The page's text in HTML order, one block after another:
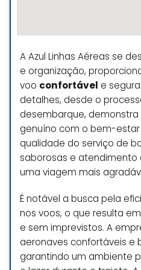
também.
aqui.
O Sesc
opção para
Diversos
diversão
atenciosos
R$2,50!!!!).
Obs.:
descontos
culturais
outros.
A Azul Linhas Aéreas se
e organização,
voo confortável e
detalhes, desde o
desembarque,
genuíno com o bem-estar
qualidade do serviço de
saborosas e atendimento
uma viagem mais
É notável a busca pela
nos voos, o que resulta
e sem imprevistos. A
aeronaves confortáveis e
garantindo um ambiente